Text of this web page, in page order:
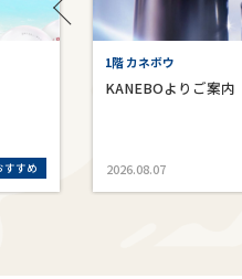
すすめ
1階 カネボウ
KANEBOよりご案内
2026.08.07